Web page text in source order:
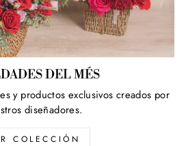
DEL MÉS
y productos exclusivos creados por
diseñadores.
COLECCIÓN